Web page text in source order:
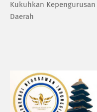
Kukuhkan
Daerah